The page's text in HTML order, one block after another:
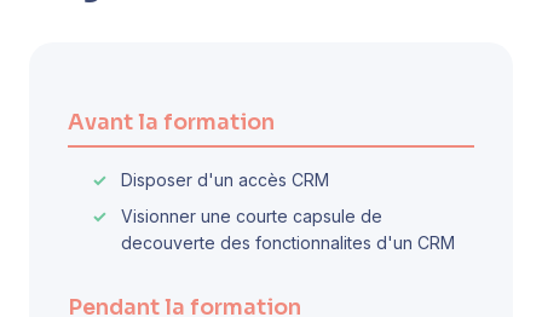
Avant la formation
Disposer d'un accès CRM
Visionner une courte capsule de
decouverte des fonctionnalites d'un CRM
Pendant la formation